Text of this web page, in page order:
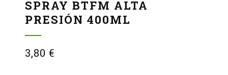
SPRAY BTFM ALTA
PRESIÓN 400ML
3,80 €